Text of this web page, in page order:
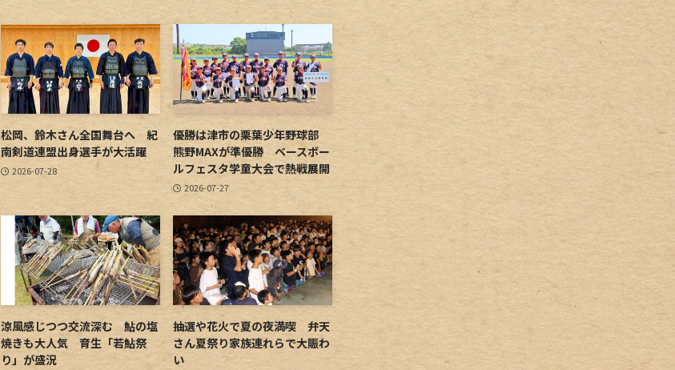
松岡、鈴木さん全国舞台へ 紀
南剣道連盟出身選手が大活躍
2026-07-28
優勝は津市の栗葉少年野球部
熊野MAXが準優勝 ベースボー
ルフェスタ学童大会で熱戦展開
2026-07-27
涼風感じつつ交流深む 鮎の塩
焼きも大人気 育生「若鮎祭
り」が盛況
抽選や花火で夏の夜満喫 弁天
さん夏祭り家族連れらで大賑わ
い